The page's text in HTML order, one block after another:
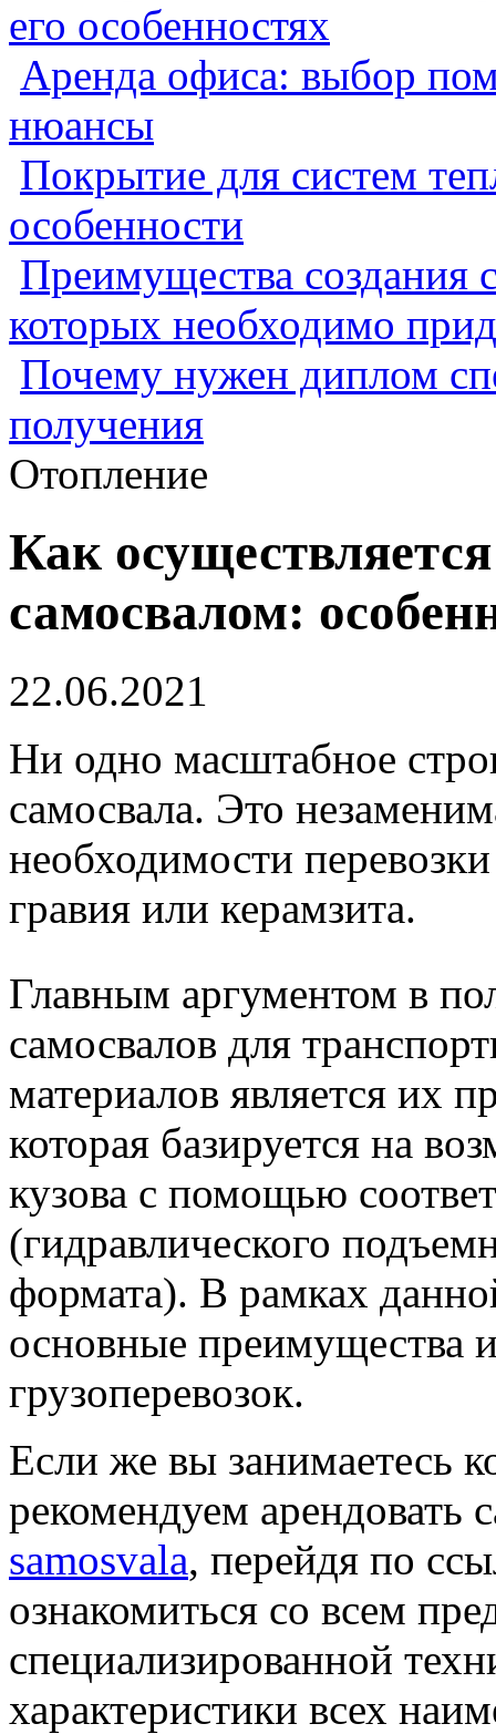
его особенностях
Аренда офиса: выбор
нюансы
Покрытие для систем
особенности
Преимущества создания
которых необходимо
Почему нужен диплом
получения
Отопление
Как
самосвалом:
22.06.2021
Ни одно масштабное
самосвала. Это
необходимости
гравия или керамзита.
Главным аргументом в
самосвалов для
материалов является их
которая базируется на
кузова с помощью
(гидравлического
формата). В рамках
основные преимущества
грузоперевозок.
Если же вы занимаетесь
рекомендуем арендовать
samosvala, перейдя по
ознакомиться со всем
специализированной
характеристики всех